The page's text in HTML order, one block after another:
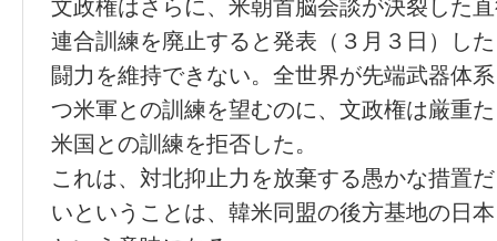
文政権はさらに、米朝首脳会談が決裂した
連合訓練を廃止すると発表（３月３日）し
闘力を維持できない。全世界が先端武器体
つ米軍との訓練を望むのに、文政権は厳重
米国との訓練を拒否した。
これは、対北抑止力を放棄する愚かな措置
いということは、韓米同盟の後方基地の日